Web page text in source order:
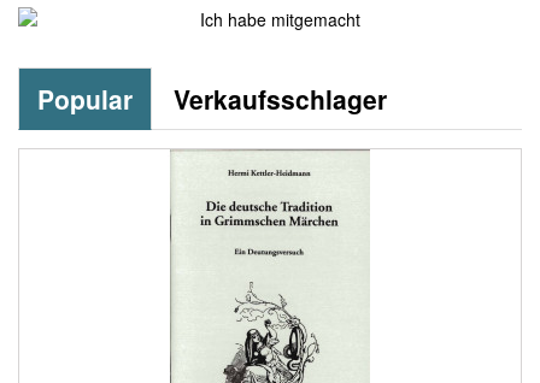
Popular Verkaufsschlager